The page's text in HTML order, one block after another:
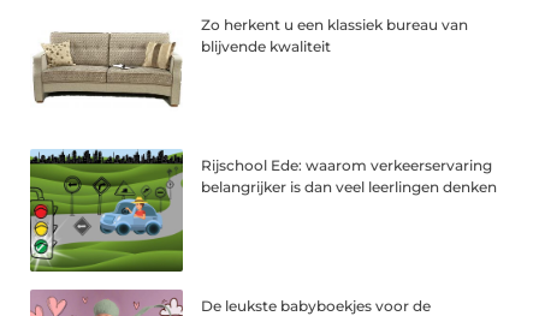
Zo herkent u een klassiek bureau van
blijvende kwaliteit
Rijschool Ede: waarom verkeerservaring
belangrijker is dan veel leerlingen denken
De leukste babyboekjes voor de